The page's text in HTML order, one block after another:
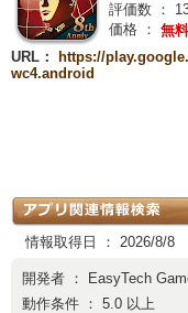
評価数 ：
価格 ： 無料
URL：
https://
wc4.android
情報取得日 ： 2026/8/8
開発者 ：
EasyTech
動作条件 ： 5.0 以上